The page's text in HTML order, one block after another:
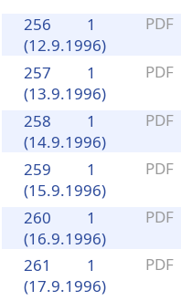
PDF
1
256
(12.9.1996)
PDF
1
257
(13.9.1996)
PDF
1
258
(14.9.1996)
PDF
1
259
(15.9.1996)
PDF
1
260
(16.9.1996)
PDF
1
261
(17.9.1996)